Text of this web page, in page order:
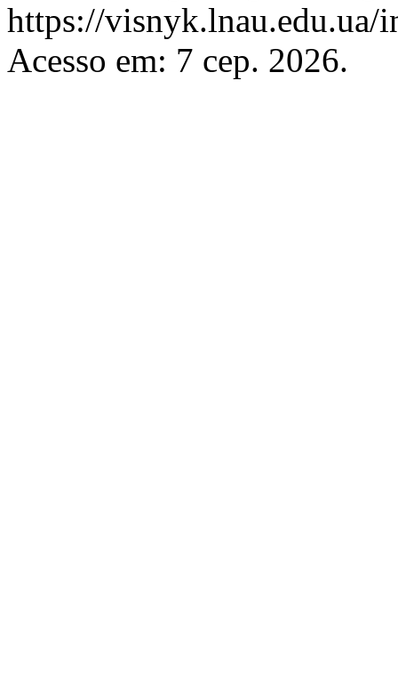
https://visnyk.lnau.edu.ua/
Acesso em: 7 сер. 2026.